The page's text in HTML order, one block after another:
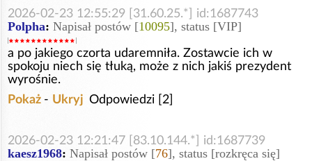
2026-02-23 12:55:29 [31.60.25.*] id:1687743
Polpha: Napisał postów [10095], status [VIP]
a po jakiego czorta udaremniła. Zostawcie ich w
spokoju niech się tłuką, może z nich jakiś prezydent
wyrośnie.
Pokaż - Ukryj Odpowiedzi [2]
2026-02-23 12:21:47 [83.10.144.*] id:1687739
kaesz1968: Napisał postów [76], status [rozkręca się]